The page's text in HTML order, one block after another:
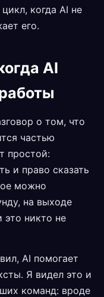
когда AI не
его.
AI
о том, что
частью
простой:
и право сказать
можно
на выходе
это никто не
AI помогает
Я видел это и
команд: вроде